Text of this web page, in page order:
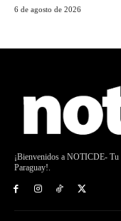
6 de agosto de 2026
¡Bienvenidos a NOTICDE- Tu
Paraguay!.